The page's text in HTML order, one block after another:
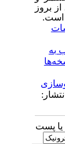
بروز
.
1405/1/15 | انتشار:
پست